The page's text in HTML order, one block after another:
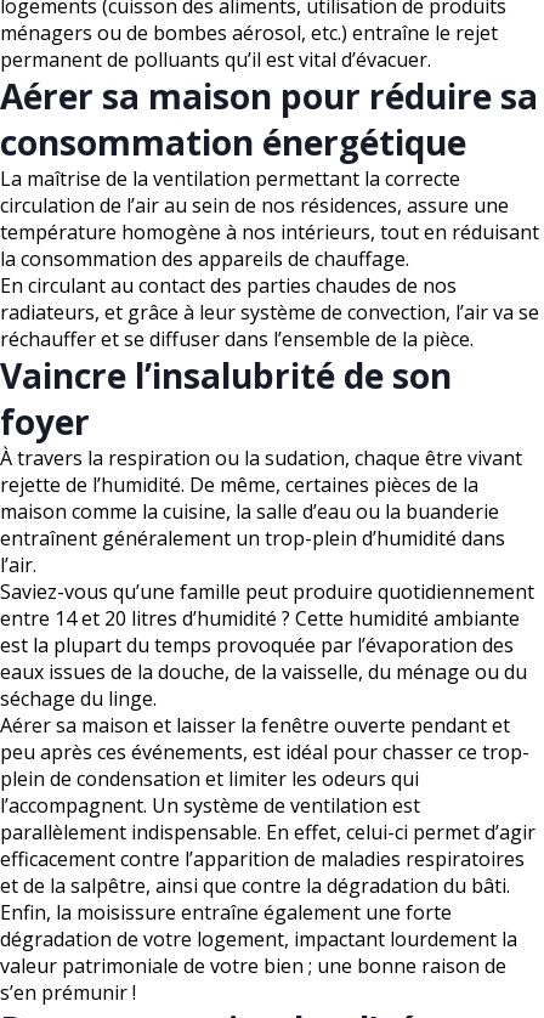
logements (cuisson des aliments, utilisation de produits
ménagers ou de bombes aérosol, etc.) entraîne le rejet
permanent de polluants qu’il est vital d’évacuer.
Aérer sa maison pour réduire sa
consommation énergétique
La maîtrise de la ventilation permettant la correcte
circulation de l’air au sein de nos résidences, assure une
température homogène à nos intérieurs, tout en réduisant
la consommation des appareils de chauffage.
En circulant au contact des parties chaudes de nos
radiateurs, et grâce à leur système de convection, l’air va se
réchauffer et se diffuser dans l’ensemble de la pièce.
Vaincre l’insalubrité de son
foyer
À travers la respiration ou la sudation, chaque être vivant
rejette de l’humidité. De même, certaines pièces de la
maison comme la cuisine, la salle d’eau ou la buanderie
entraînent généralement un trop-plein d’humidité dans
l’air.
Saviez-vous qu’une famille peut produire quotidiennement
entre 14 et 20 litres d’humidité ? Cette humidité ambiante
est la plupart du temps provoquée par l’évaporation des
eaux issues de la douche, de la vaisselle, du ménage ou du
séchage du linge.
Aérer sa maison et laisser la fenêtre ouverte pendant et
peu après ces événements, est idéal pour chasser ce trop-
plein de condensation et limiter les odeurs qui
l’accompagnent. Un système de ventilation est
parallèlement indispensable. En effet, celui-ci permet d’agir
efficacement contre l’apparition de maladies respiratoires
et de la salpêtre, ainsi que contre la dégradation du bâti.
Enfin, la moisissure entraîne également une forte
dégradation de votre logement, impactant lourdement la
valeur patrimoniale de votre bien ; une bonne raison de
s’en prémunir !